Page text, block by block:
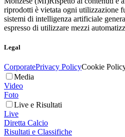
riprodotti è vietata ogni utilizzazione
sistemi di intelligenza artificiale
espresso di utilizzare mezzi
Legal
CorporatePrivacy PolicyCookie
Media
Video
Foto
Live e Risultati
Live
Diretta Calcio
Risultati e Classifiche